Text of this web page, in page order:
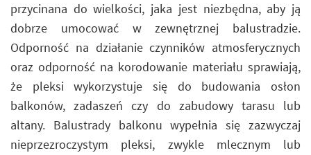
przycinana do wielkości, jaka jest niezbędna, aby ją
dobrze umocować w zewnętrznej balustradzie.
Odporność na działanie czynników atmosferycznych
oraz odporność na korodowanie materiału sprawiają,
że pleksi wykorzystuje się do budowania osłon
balkonów, zadaszeń czy do zabudowy tarasu lub
altany. Balustrady balkonu wypełnia się zazwyczaj
nieprzezroczystym pleksi, zwykle mlecznym lub